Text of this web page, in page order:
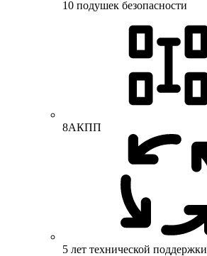
10 подушек безопасности
8АКПП
5 лет технической поддержки